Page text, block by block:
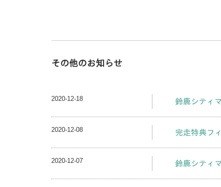
その他のお知らせ
2020-12-18 鈴鹿シティ
2020-12-08 完走特典フ
2020-12-07 鈴鹿シティ